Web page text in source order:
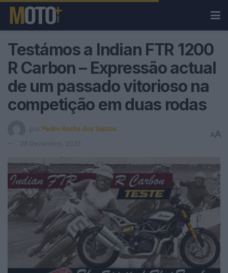
Testámos a Indian FTR 1200
R Carbon – Expressão actual
de um passado vitorioso na
competição em duas rodas
por Pedro Rocha dos Santos
28 Dezembro, 2023
AA